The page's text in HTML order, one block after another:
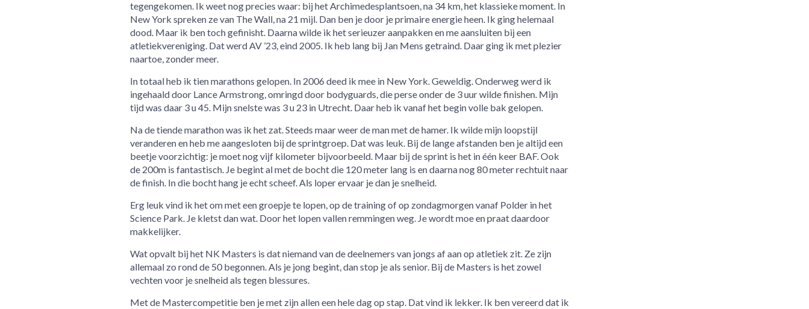
tegengekomen. Ik weet nog precies waar: bij het Archimedesplantsoen, na 34 km, het klassieke moment. In
New York spreken ze van The Wall, na 21 mijl. Dan ben je door je primaire energie heen. Ik ging helemaal
dood. Maar ik ben toch gefinisht. Daarna wilde ik het serieuzer aanpakken en me aansluiten bij een
atletiekvereniging. Dat werd AV ’23, eind 2005. Ik heb lang bij Jan Mens getraind. Daar ging ik met plezier
naartoe, zonder meer.
In totaal heb ik tien marathons gelopen. In 2006 deed ik mee in New York. Geweldig. Onderweg werd ik
ingehaald door Lance Armstrong, omringd door bodyguards, die perse onder de 3 uur wilde finishen. Mijn
tijd was daar 3 u 45. Mijn snelste was 3 u 23 in Utrecht. Daar heb ik vanaf het begin volle bak gelopen.
Na de tiende marathon was ik het zat. Steeds maar weer de man met de hamer. Ik wilde mijn loopstijl
veranderen en heb me aangesloten bij de sprintgroep. Dat was leuk. Bij de lange afstanden ben je altijd een
beetje voorzichtig: je moet nog vijf kilometer bijvoorbeeld. Maar bij de sprint is het in één keer BAF. Ook
de 200m is fantastisch. Je begint al met de bocht die 120 meter lang is en daarna nog 80 meter rechtuit naar
de finish. In die bocht hang je echt scheef. Als loper ervaar je dan je snelheid.
Erg leuk vind ik het om met een groepje te lopen, op de training of op zondagmorgen vanaf Polder in het
Science Park. Je kletst dan wat. Door het lopen vallen remmingen weg. Je wordt moe en praat daardoor
makkelijker.
Wat opvalt bij het NK Masters is dat niemand van de deelnemers van jongs af aan op atletiek zit. Ze zijn
allemaal zo rond de 50 begonnen. Als je jong begint, dan stop je als senior. Bij de Masters is het zowel
vechten voor je snelheid als tegen blessures.
Met de Mastercompetitie ben je met zijn allen een hele dag op stap. Dat vind ik lekker. Ik ben vereerd dat ik